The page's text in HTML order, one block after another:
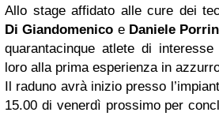
Allo stage affidato alle cure dei
Di Giandomenico e Daniele
quarantacinque atlete di
loro alla prima esperienza in
Il raduno avrà inizio presso
15.00 di venerdì prossimo per